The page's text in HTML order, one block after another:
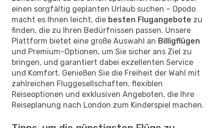
einen sorgfältig geplanten Urlaub suchen – Opodo
macht es Ihnen leicht, die besten Flugangebote zu
finden, die zu Ihren Bedürfnissen passen. Unsere
Plattform bietet eine große Auswahl an Billigflügen
und Premium-Optionen, um Sie sicher ans Ziel zu
bringen, und garantiert dabei exzellenten Service
und Komfort. Genießen Sie die Freiheit der Wahl mit
zahlreichen Fluggesellschaften, flexiblen
Reiseoptionen und exklusiven Angeboten, die Ihre
Reiseplanung nach London zum Kinderspiel machen.